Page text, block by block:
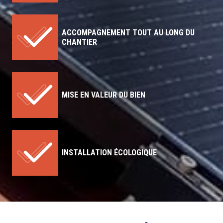
ACCOMPAGNEMENT TOUT AU LONG DU
CHANTIER
MISE EN VALEUR DU BIEN
INSTALLATION ÉCOLOGIQUE